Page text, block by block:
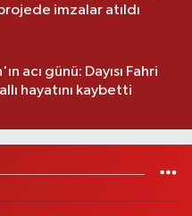
imzalar atıldı
acı günü: Dayısı Fahri
hayatını kaybetti